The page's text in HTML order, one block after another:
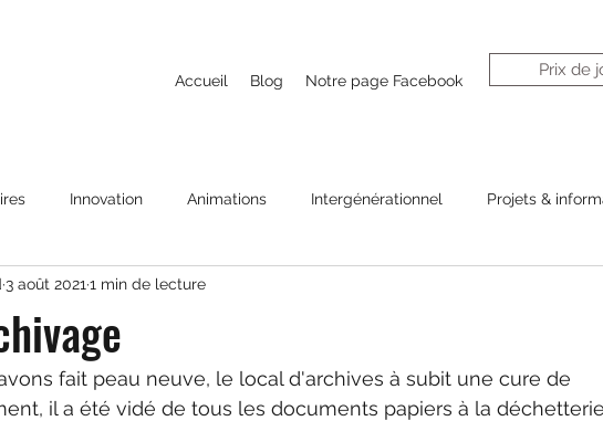
Accueil Blog Notre page Facebook
Prix de
Innovation Animations Intergénérationnel Projets &
3 août 2021 1 min de lecture
fait peau neuve, le local d'archives à subit une cure de
il a été vidé de tous les documents papiers à la